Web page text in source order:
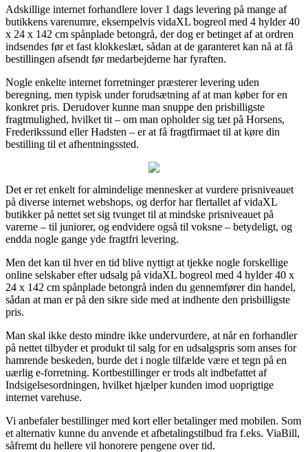
Adskillige internet forhandlere lover 1 dags levering på mange af
butikkens varenumre, eksempelvis vidaXL bogreol med 4 hylder 40
x 24 x 142 cm spånplade betongrå, der dog er betinget af at ordren
indsendes før et fast klokkeslæt, sådan at de garanteret kan nå at få
bestillingen afsendt før medarbejderne har fyraften.
Nogle enkelte internet forretninger præsterer levering uden
beregning, men typisk under forudsætning af at man køber for en
konkret pris. Derudover kunne man snuppe den prisbilligste
fragtmulighed, hvilket tit – om man opholder sig tæt på Horsens,
Frederikssund eller Hadsten – er at få fragtfirmaet til at køre din
bestilling til et afhentningssted.
Det er ret enkelt for almindelige mennesker at vurdere prisniveauet
på diverse internet webshops, og derfor har flertallet af vidaXL
butikker på nettet set sig tvunget til at mindske prisniveauet på
varerne – til juniorer, og endvidere også til voksne – betydeligt, og
endda nogle gange yde fragtfri levering.
Men det kan til hver en tid blive nyttigt at tjekke nogle forskellige
online selskaber efter udsalg på vidaXL bogreol med 4 hylder 40 x
24 x 142 cm spånplade betongrå inden du gennemfører din handel,
sådan at man er på den sikre side med at indhente den prisbilligste
pris.
Man skal ikke desto mindre ikke undervurdere, at når en forhandler
på nettet tilbyder et produkt til salg for en udsalgspris som anses for
hamrende beskeden, burde det i nogle tilfælde være et tegn på en
uærlig e-forretning. Kortbestillinger er trods alt indbefattet af
Indsigelsesordningen, hvilket hjælper kunden imod uoprigtige
internet varehuse.
Vi anbefaler bestillinger med kort eller betalinger med mobilen. Som
et alternativ kunne du anvende et afbetalingstilbud fra f.eks. ViaBill,
såfremt du hellere vil honorere pengene over tid.